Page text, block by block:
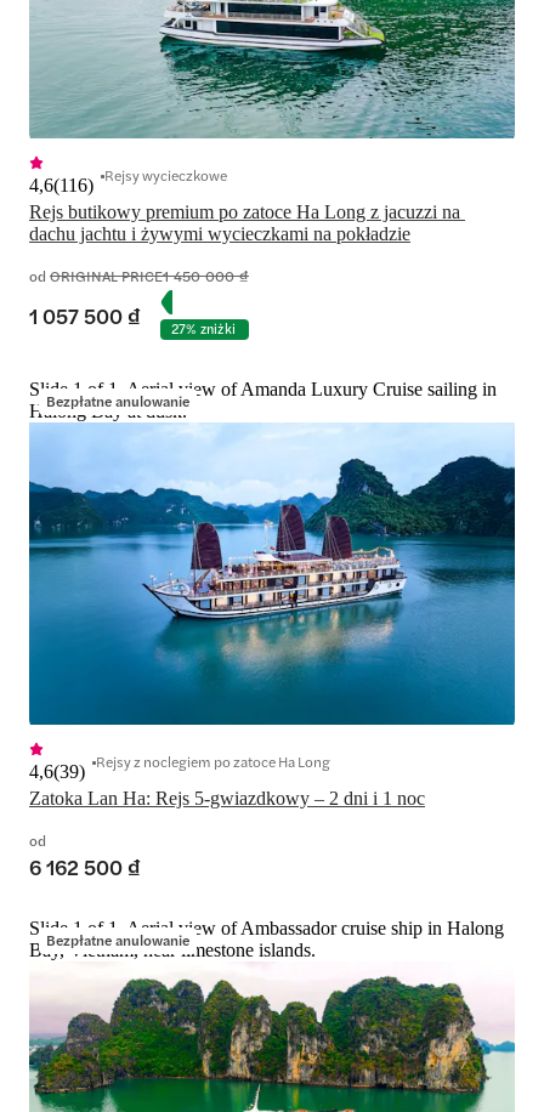
Rejs butikowy premium po zatoce Ha Long z jacuzzi na
dachu jachtu i żywymi wycieczkami na pokładzie
4,6(116) Rejsy wycieczkowe
od ORIGINAL PRICE1 450 000 ₫
1 057 500 ₫ 27% zniżki
Bezpłatne anulowanie
Slide 1 of 1, Aerial view of Amanda Luxury Cruise sailing in
Halong Bay at dusk.
Zatoka Lan Ha: Rejs 5-gwiazdkowy – 2 dni i 1 noc
4,6(39) Rejsy z noclegiem po zatoce Ha Long
od
6 162 500 ₫
Bezpłatne anulowanie
Slide 1 of 1, Aerial view of Ambassador cruise ship in Halong
Bay, Vietnam, near limestone islands.